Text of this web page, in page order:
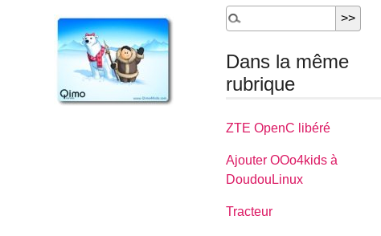
Dans la même
rubrique
ZTE OpenC libéré
Ajouter OOo4kids à
DoudouLinux
Tracteur